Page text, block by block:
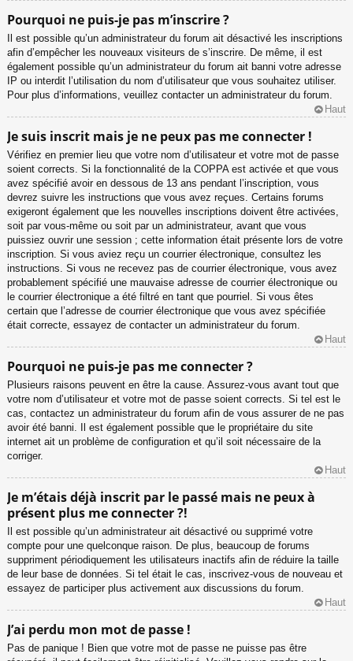
Pourquoi ne puis-je pas m’inscrire ?
Il est possible qu’un administrateur du forum ait désactivé les inscriptions
afin d’empêcher les nouveaux visiteurs de s’inscrire. De même, il est
également possible qu’un administrateur du forum ait banni votre adresse
IP ou interdit l’utilisation du nom d’utilisateur que vous souhaitez utiliser.
Pour plus d’informations, veuillez contacter un administrateur du forum.
Haut
Je suis inscrit mais je ne peux pas me connecter !
Vérifiez en premier lieu que votre nom d’utilisateur et votre mot de passe
soient corrects. Si la fonctionnalité de la COPPA est activée et que vous
avez spécifié avoir en dessous de 13 ans pendant l’inscription, vous
devrez suivre les instructions que vous avez reçues. Certains forums
exigeront également que les nouvelles inscriptions doivent être activées,
soit par vous-même ou soit par un administrateur, avant que vous
puissiez ouvrir une session ; cette information était présente lors de votre
inscription. Si vous aviez reçu un courrier électronique, consultez les
instructions. Si vous ne recevez pas de courrier électronique, vous avez
probablement spécifié une mauvaise adresse de courrier électronique ou
le courrier électronique a été filtré en tant que pourriel. Si vous êtes
certain que l’adresse de courrier électronique que vous avez spécifiée
était correcte, essayez de contacter un administrateur du forum.
Haut
Pourquoi ne puis-je pas me connecter ?
Plusieurs raisons peuvent en être la cause. Assurez-vous avant tout que
votre nom d’utilisateur et votre mot de passe soient corrects. Si tel est le
cas, contactez un administrateur du forum afin de vous assurer de ne pas
avoir été banni. Il est également possible que le propriétaire du site
internet ait un problème de configuration et qu’il soit nécessaire de la
corriger.
Haut
Je m’étais déjà inscrit par le passé mais ne peux à
présent plus me connecter ?!
Il est possible qu’un administrateur ait désactivé ou supprimé votre
compte pour une quelconque raison. De plus, beaucoup de forums
suppriment périodiquement les utilisateurs inactifs afin de réduire la taille
de leur base de données. Si tel était le cas, inscrivez-vous de nouveau et
essayez de participer plus activement aux discussions du forum.
Haut
J’ai perdu mon mot de passe !
Pas de panique ! Bien que votre mot de passe ne puisse pas être